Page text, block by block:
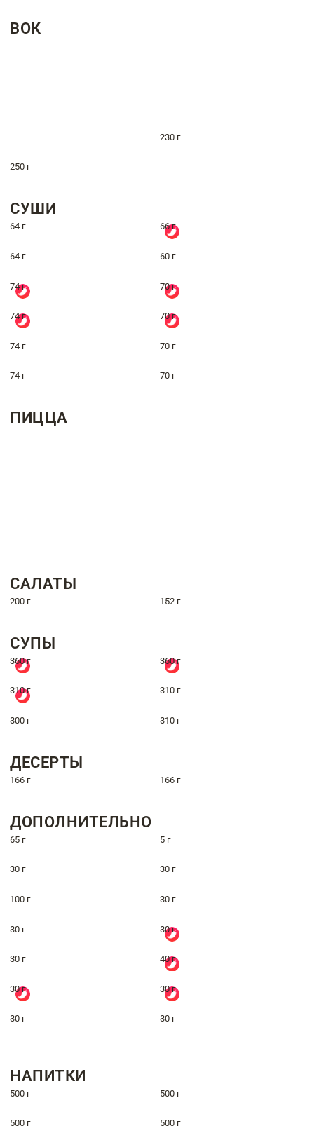
ВОК
230 г
250 г
СУШИ
64 г 66 г
64 г 60 г
74 г 70 г
74 г 70 г
74 г 70 г
74 г 70 г
ПИЦЦА
САЛАТЫ
200 г 152 г
СУПЫ
360 г 360 г
310 г 310 г
300 г 310 г
ДЕСЕРТЫ
166 г 166 г
ДОПОЛНИТЕЛЬНО
65 г 5 г
30 г 30 г
100 г 30 г
30 г 30 г
30 г 40 г
30 г 30 г
30 г 30 г
НАПИТКИ
500 г 500 г
500 г 500 г